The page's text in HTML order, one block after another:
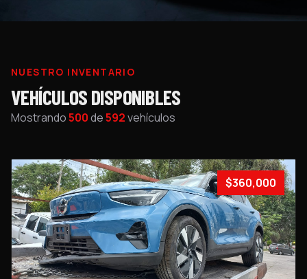
NUESTRO INVENTARIO
VEHÍCULOS DISPONIBLES
Mostrando500de592vehículos
$360,000